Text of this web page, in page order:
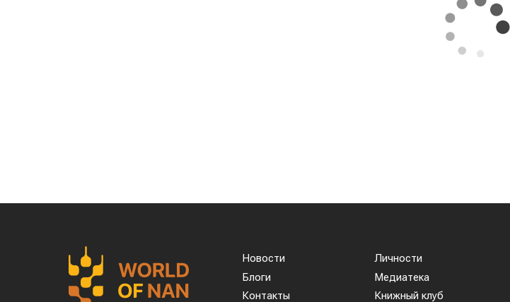
Новости
Блоги
Контакты
Личности
Медиатека
Книжный клуб